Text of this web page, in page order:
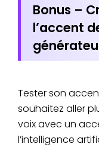
Bonus –
l’accent
Tester son
souhaitez aller
voix avec un
l’intelligence